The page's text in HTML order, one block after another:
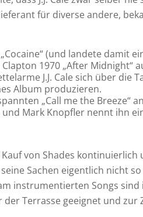
für diverse andere,
(und landete damit
1970 „After Midnight“
J.J. Cale sich über die
Album produzieren.
„Call me the Breeze“
und Mark Knopfler nennt ihn
von Shades
Sachen eigentlich nicht
instrumentierten Songs
Terrasse geeignet und zur